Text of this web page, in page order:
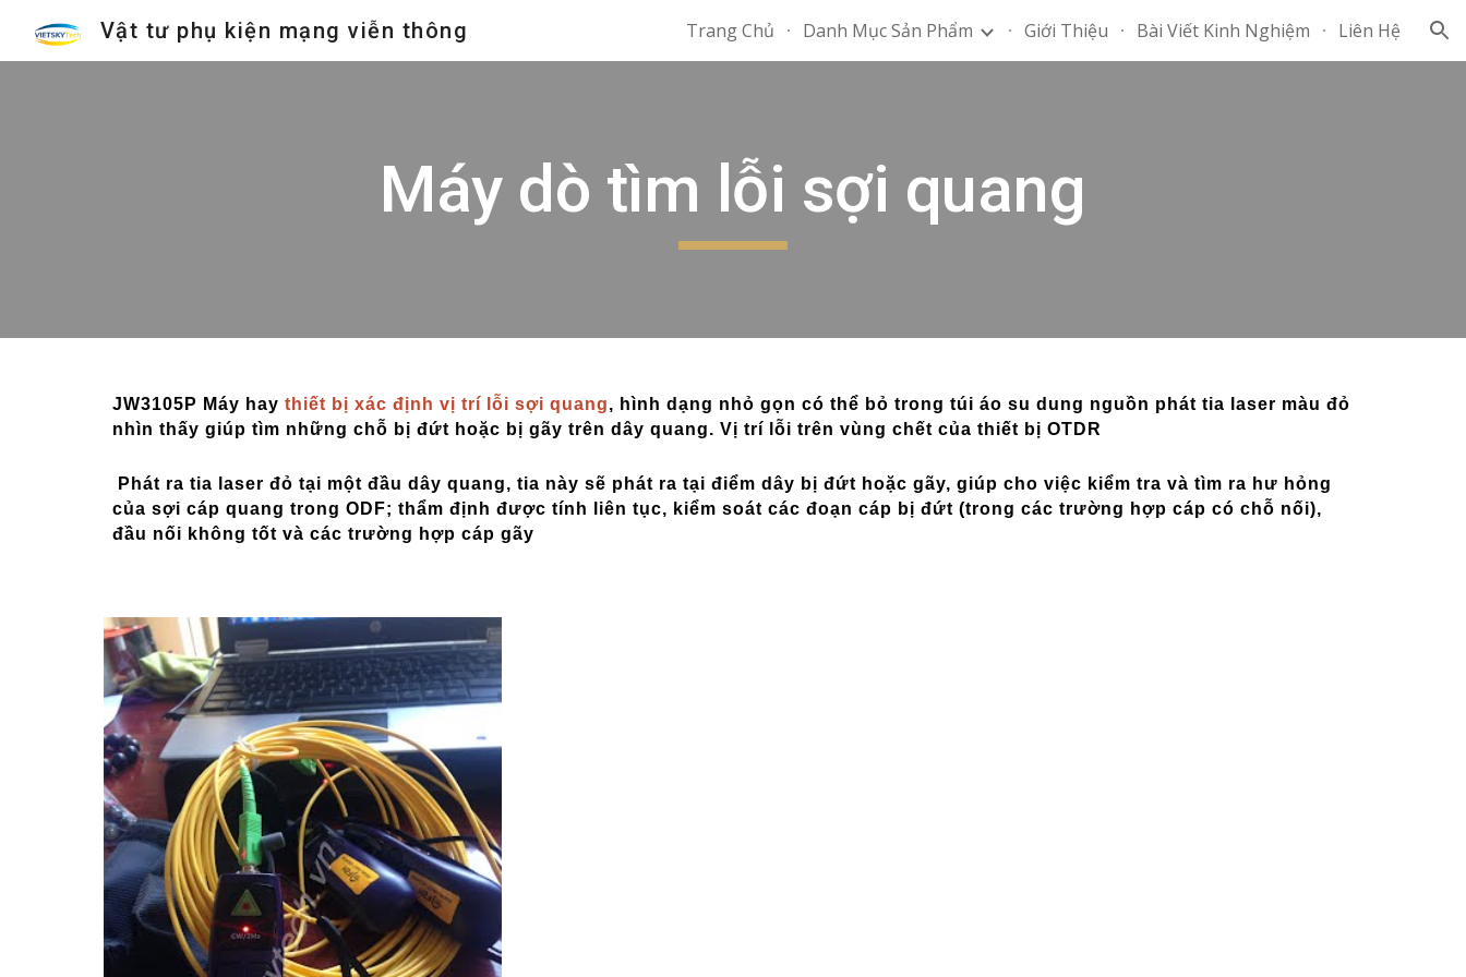
Skip to navigation
Vật tư phụ kiện mạng viễn thông Trang Chủ Danh Mục Sản Phẩm Giới Thiệu Bài Viết Kinh Nghiệm Liên Hệ
Máy dò tìm lỗi sợi quang
JW3105P Máy hay thiết bị xác định vị trí lỗi sợi quang, hình dạng nhỏ gọn có thể bỏ trong túi áo su dung nguồn phát tia laser màu đỏ
nhìn thấy giúp tìm những chỗ bị đứt hoặc bị gãy trên dây quang. Vị trí lỗi trên vùng chết của thiết bị OTDR
Phát ra tia laser đỏ tại một đầu dây quang, tia này sẽ phát ra tại điểm dây bị đứt hoặc gãy, giúp cho việc kiểm tra và tìm ra hư hỏng
của sợi cáp quang trong ODF; thẩm định được tính liên tục, kiểm soát các đoạn cáp bị đứt (trong các trường hợp cáp có chỗ nối),
đầu nối không tốt và các trường hợp cáp gãy